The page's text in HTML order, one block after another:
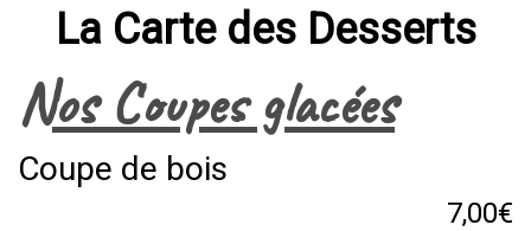
La Carte des Desserts
Nos Coupes glacées
Coupe de bois
7,00€